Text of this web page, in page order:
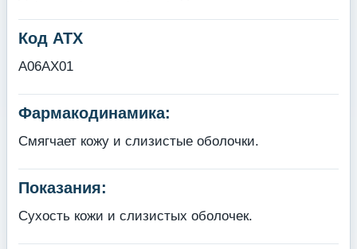
Код АТХ
A06AX01
Фармакодинамика:
Смягчает кожу и слизистые оболочки.
Показания:
Сухость кожи и слизистых оболочек.